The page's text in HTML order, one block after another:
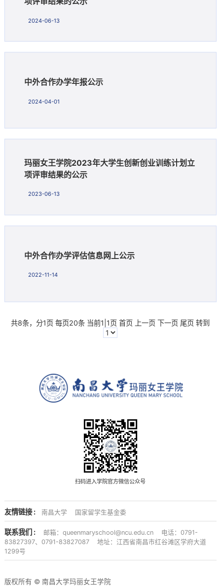
2024-06-13
中外合作办学年报公示
2024-04-01
玛丽女王学院2023年大学生创新创业训练计划立
项评审结果的公示
2023-06-13
中外合作办学评估信息网上公示
2022-11-14
共8条，分1页 每页20条 当前1|1页首页 上一页 下一页 尾页 转到
扫码进入学院官方微信公众号
友情链接 : 南昌大学 国家留学生基金委
联系我们 : 邮箱：queenmaryschool@ncu.edu.cn
电话：0791-
83827397、0791-83827087
地址：江西省南昌市红谷滩区学府大道
1299号
版权所有 © 南昌大学玛丽女王学院